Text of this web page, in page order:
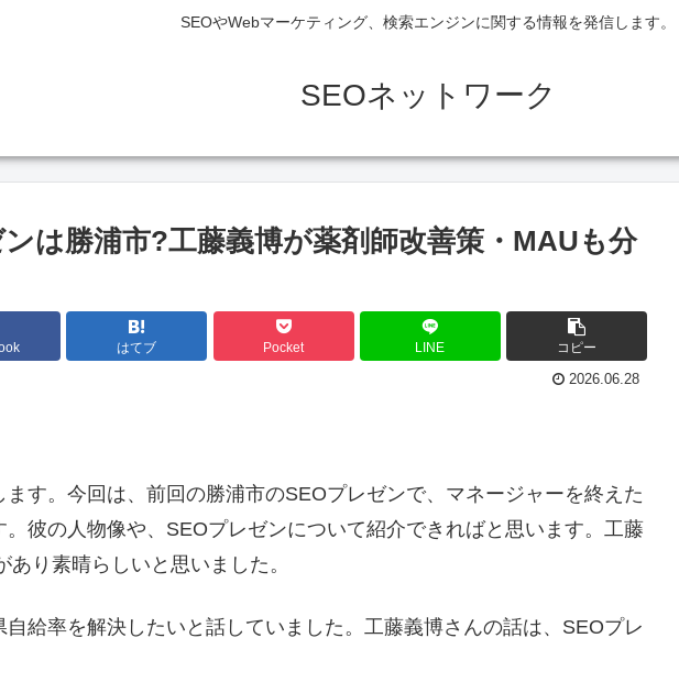
SEOやWebマーケティング、検索エンジンに関する情報を発信します。
SEOネットワーク
は勝浦市?工藤義博が薬剤師改善策・MAUも分
はてブ Pocket LINE コピー
2026.06.28
す。今回は、前回の勝浦市のSEOプレゼンで、マネージャーを終えた
彼の人物像や、SEOプレゼンについて紹介できればと思います。工藤
り素晴らしいと思いました。
自給率を解決したいと話していました。工藤義博さんの話は、SEOプレ